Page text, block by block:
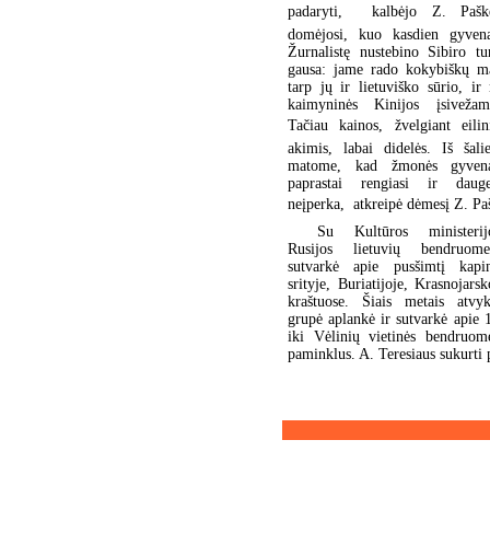
padaryti,  kalbėjo Z.
domėjosi, kuo kasdien
Žurnalistę nustebino Sibiro
gausa: jame rado kokybiškų
tarp jų ir lietuviško sūrio, ir
kaimyninės Kinijos
Tačiau kainos, žvelgiant
akimis, labai didelės. Iš
matome, kad žmonės
paprastai rengiasi ir
neįperka,  atkreipė dėmesį Z.
Su Kultūros
Rusijos lietuvių
sutvarkė apie pusšimtį
srityje, Buriatijoje,
kraštuose. Šiais metais
grupė aplankė ir sutvarkė apie
iki Vėlinių vietinės
paminklus. A. Teresiaus